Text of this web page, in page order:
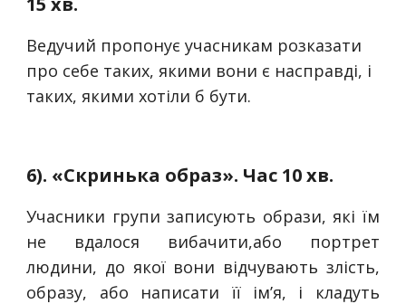
Ведучий пропонує учасникам розказати
про себе таких, якими вони є насправді, і
таких, якими хотіли б бути.
6). «Скринька образ». Час 10 хв.
Учасники групи записують образи, які їм
не вдалося вибачити,або портрет
людини, до якої вони відчувають злість,
образу, або написати її ім’я, і кладуть